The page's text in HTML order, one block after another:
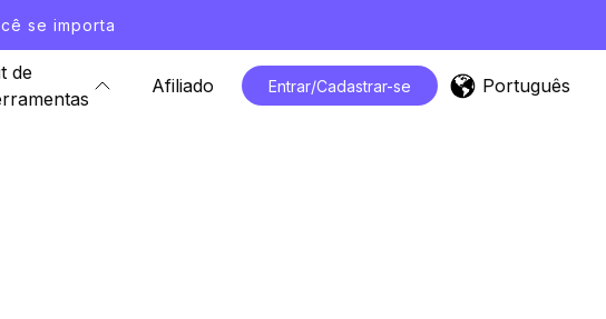
se importa
de
Afiliado Entrar/Cadastrar-se Português